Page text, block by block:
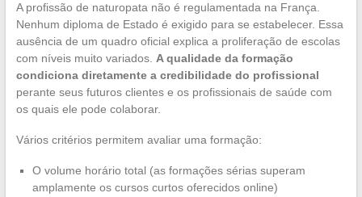
A profissão de naturopata não é regulamentada na França.
Nenhum diploma de Estado é exigido para se estabelecer. Essa
ausência de um quadro oficial explica a proliferação de escolas
com níveis muito variados. A qualidade da formação
condiciona diretamente a credibilidade do profissional
perante seus futuros clientes e os profissionais de saúde com
os quais ele pode colaborar.
Vários critérios permitem avaliar uma formação:
O volume horário total (as formações sérias superam
amplamente os cursos curtos oferecidos online)